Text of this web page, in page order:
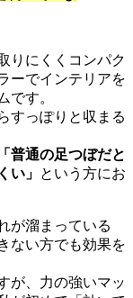
りにくくコンパク
ーでインテリアを
です。
すっぽりと収まる
普通の足つぼだと
い」 という方にお
が溜まっている
ない方でも効果を
が、力の強いマッ